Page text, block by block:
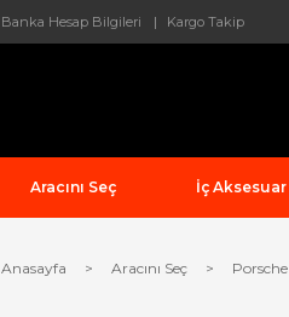
Banka Hesap Bilgileri Kargo Takip
Aracını Seç İç Aksesuar
Anasayfa Aracını Seç Porsche